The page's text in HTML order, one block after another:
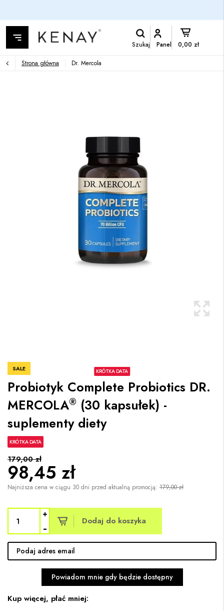
Szukaj Panel 0,00 zł
Strona główna Dr. Mercola
SALE KRÓTKA DATA
Probiotyk Complete Probiotics DR.
MERCOLA® (30 kapsułek) -
suplementy diety
KRÓTKA DATA
98,45 zł
179,00 zł
Najniższa cena w ciągu 30 dni przed aktualną promocją: 179,00 zł
+
- Dodaj do koszyka
Powiadom mnie gdy będzie dostępny
Kup więcej, płać mniej: